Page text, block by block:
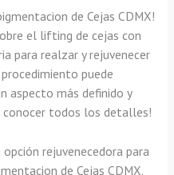
de Cejas CDMX!
el lifting de cejas con
para realzar y rejuvenecer
puede
aspecto más definido y
conocer todos los detalles!
rejuvenecedora para
de Cejas CDMX.